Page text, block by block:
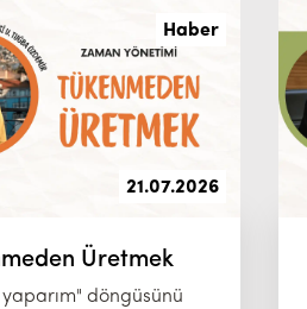
Haber
21.07.2026
Üretmek
döngüsünü